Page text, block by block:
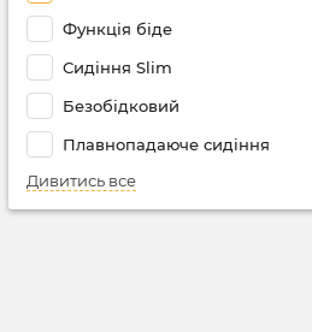
Функція біде
Сидіння Slim
Безобідковий
Плавнопадаюче сидіння
Дивитись все